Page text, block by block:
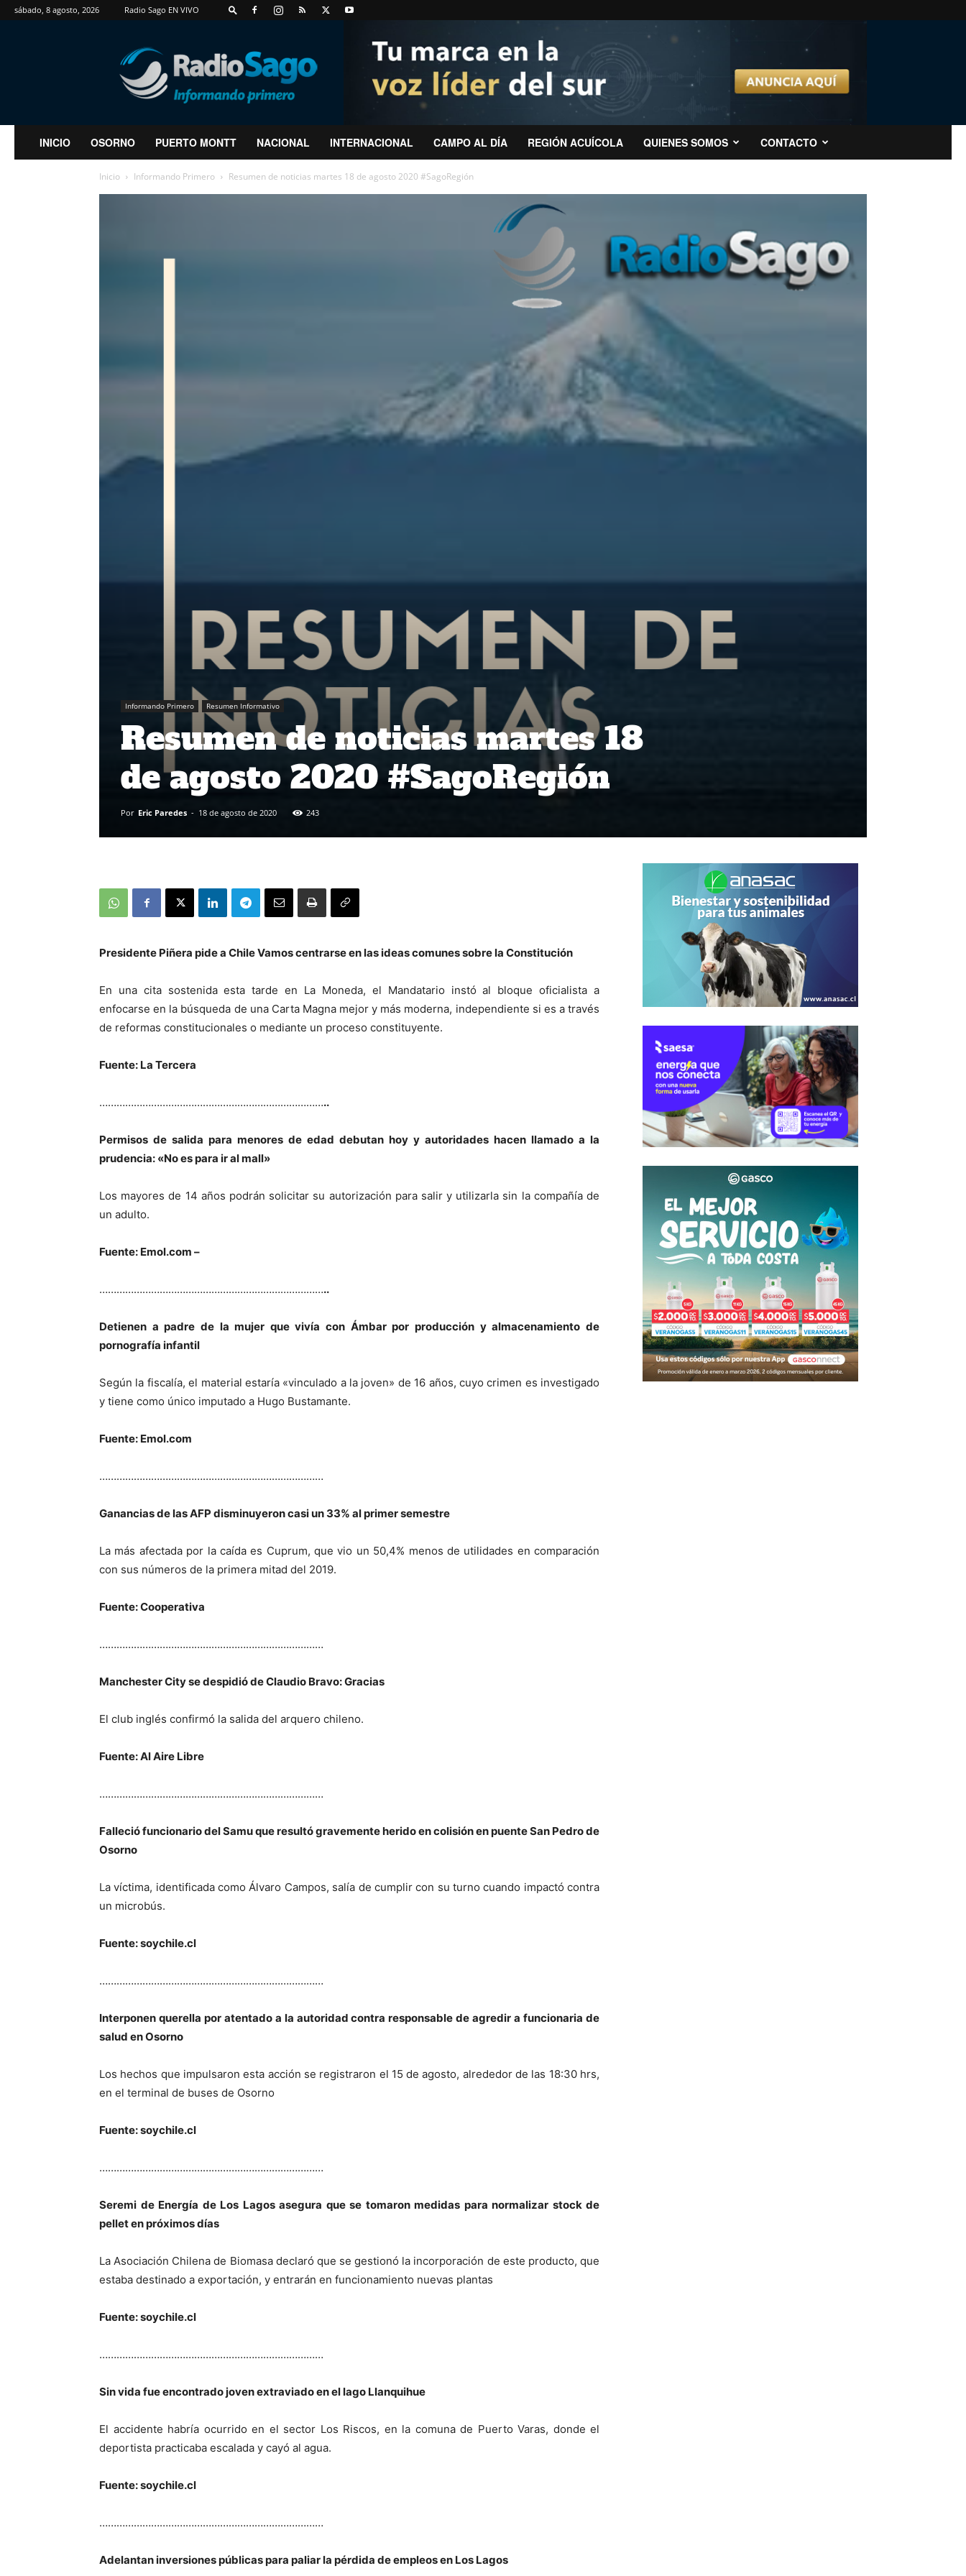
sábado, 8 agosto, 2026 Radio Sago EN VIVO
RadioSago
INICIO OSORNO PUERTO MONTT NACIONAL INTERNACIONAL CAMPO AL DÍA REGIÓN ACUÍCOLA QUIENES SOMOS CONTACTO
Inicio Informando Primero Resumen de noticias martes 18 de agosto 2020 #SagoRegión
Informando Primero Resumen Informativo
Resumen de noticias martes 18
de agosto 2020 #SagoRegión
Por Eric Paredes - 18 de agosto de 2020 243
Presidente Piñera pide a Chile Vamos centrarse en las ideas comunes sobre la Constitución
En una cita sostenida esta tarde en La Moneda, el Mandatario instó al bloque oficialista a
enfocarse en la búsqueda de una Carta Magna mejor y más moderna, independiente si es a través
de reformas constitucionales o mediante un proceso constituyente.
Fuente: La Tercera
……………………………………………………………………..
Permisos de salida para menores de edad debutan hoy y autoridades hacen llamado a la
prudencia: «No es para ir al mall»
Los mayores de 14 años podrán solicitar su autorización para salir y utilizarla sin la compañía de
un adulto.
Fuente: Emol.com –
……………………………………………………………………..
Detienen a padre de la mujer que vivía con Ámbar por producción y almacenamiento de
pornografía infantil
Según la fiscalía, el material estaría «vinculado a la joven» de 16 años, cuyo crimen es investigado
y tiene como único imputado a Hugo Bustamante.
Fuente: Emol.com
……………………………………………………………………
Ganancias de las AFP disminuyeron casi un 33% al primer semestre
La más afectada por la caída es Cuprum, que vio un 50,4% menos de utilidades en comparación
con sus números de la primera mitad del 2019.
Fuente: Cooperativa
……………………………………………………………………
Manchester City se despidió de Claudio Bravo: Gracias
El club inglés confirmó la salida del arquero chileno.
Fuente: Al Aire Libre
……………………………………………………………………
Falleció funcionario del Samu que resultó gravemente herido en colisión en puente San Pedro de
Osorno
La víctima, identificada como Álvaro Campos, salía de cumplir con su turno cuando impactó contra
un microbús.
Fuente: soychile.cl
……………………………………………………………………
Interponen querella por atentado a la autoridad contra responsable de agredir a funcionaria de
salud en Osorno
Los hechos que impulsaron esta acción se registraron el 15 de agosto, alrededor de las 18:30 hrs,
en el terminal de buses de Osorno
Fuente: soychile.cl
……………………………………………………………………
Seremi de Energía de Los Lagos asegura que se tomaron medidas para normalizar stock de
pellet en próximos días
La Asociación Chilena de Biomasa declaró que se gestionó la incorporación de este producto, que
estaba destinado a exportación, y entrarán en funcionamiento nuevas plantas
Fuente: soychile.cl
……………………………………………………………………
Sin vida fue encontrado joven extraviado en el lago Llanquihue
El accidente habría ocurrido en el sector Los Riscos, en la comuna de Puerto Varas, donde el
deportista practicaba escalada y cayó al agua.
Fuente: soychile.cl
……………………………………………………………………
Adelantan inversiones públicas para paliar la pérdida de empleos en Los Lagos